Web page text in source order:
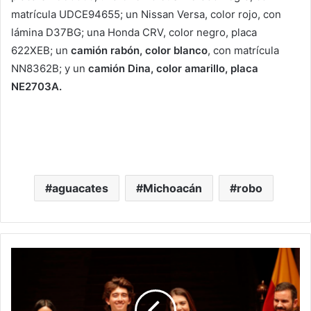
matrícula UDCE94655; un Nissan Versa, color rojo, con
lámina D37BG; una Honda CRV, color negro, placa
622XEB; un camión rabón, color blanco, con matrícula
NN8362B; y un camión Dina, color amarillo, placa
NE2703A.
aguacates Michoacán robo
Convocatoria